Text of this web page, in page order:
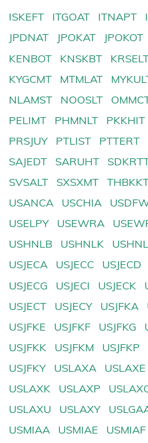
ISKEFT
ITGOAT ITNAPT
JPDNAT
JPOKAT JPOKOT
KENBOT
KNSKBT
KYGCMT
MTMLAT
NLAMST
NOOSLT
PELIMT
PHMNLT PKKHIT
PRSJUY
PTLIST PTTERT
SAJEDT
SARUHT
SVSALT
SXSXMT
USANCA
USCHIA
USELPY
USEWRA
USHNLB
USHNLK
USJECA
USJECC USJECD
USJECG
USJECI USJECK
USJECT
USJECY USJFKA
USJFKE
USJFKF USJFKG
USJFKK
USJFKM USJFKP
USJFKY
USLAXA USLAXE
USLAXK
USLAXP
USLAXU
USLAXY
USMIAA
USMIAE USMIAF